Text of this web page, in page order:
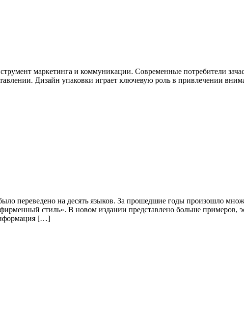
маркетинга и коммуникации. Современные потребители
Дизайн упаковки играет ключевую роль в привлечении
переведено на десять языков. За прошедшие годы произошло
стиль». В новом издании представлено больше примеров,
[…]